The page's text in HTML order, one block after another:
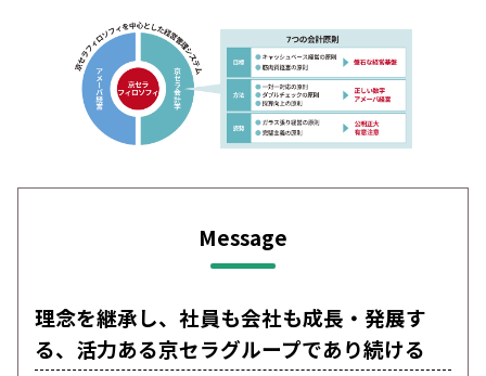
Message
理念を継承し、社員も会社も成長・発展す
る、活力ある京セラグループであり続ける